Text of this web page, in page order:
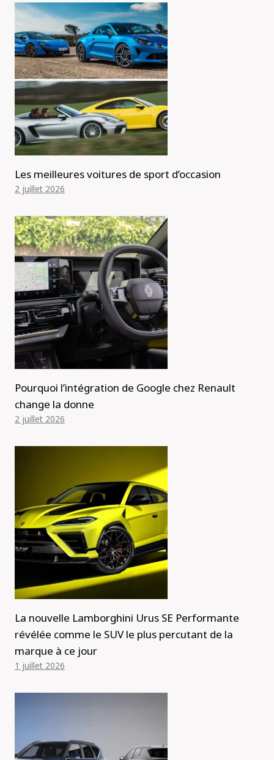
Les meilleures voitures de sport d’occasion
2 juillet 2026
Pourquoi l’intégration de Google chez Renault
change la donne
2 juillet 2026
La nouvelle Lamborghini Urus SE Performante
révélée comme le SUV le plus percutant de la
marque à ce jour
1 juillet 2026